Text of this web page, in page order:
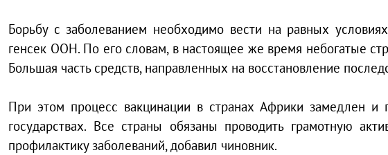
Борьбу с заболеванием необходимо вести на равных
генсек ООН. По его словам, в настоящее же время небогатые
Большая часть средств, направленных на восстановление
При этом процесс вакцинации в странах Африки замедлен и
государствах. Все страны обязаны проводить грамотную
профилактику заболеваний, добавил чиновник.